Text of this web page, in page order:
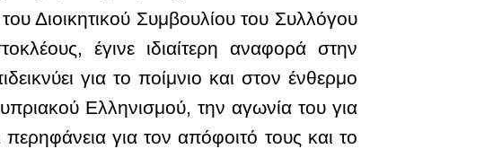
Διοικητικού Συμβουλίου του Συλλόγου
έγινε ιδιαίτερη αναφορά στην
για το ποίμνιο και στον ένθερμο
Ελληνισμού, την αγωνία του για
για τον απόφοιτό τους και το